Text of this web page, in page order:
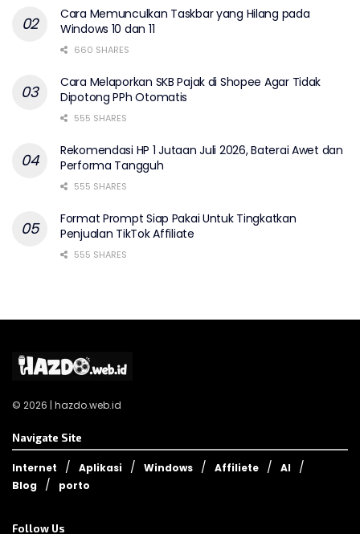
Cara Memunculkan Taskbar yang Hilang pada
Windows 10 dan 11
660 SHARES
Cara Melaporkan SKB Pajak di Shopee Agar Tidak
Dipotong PPh Otomatis
555 SHARES
Rekomendasi HP 1 Jutaan Juli 2026, Baterai Awet dan
Performa Tangguh
555 SHARES
Format Prompt Siap Pakai Untuk Tingkatkan
Penjualan TikTok Affiliate
555 SHARES
© 2026 | hazdo.web.id
Navigate Site
Internet Aplikasi Windows Affiliete
AI
Blog
porto
Follow Us